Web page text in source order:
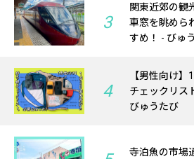
3
関東近郊の観
車窓を眺めら
すめ！ - びゅ
4
【男性向け
チェックリス
びゅうたび
寺泊魚の市場